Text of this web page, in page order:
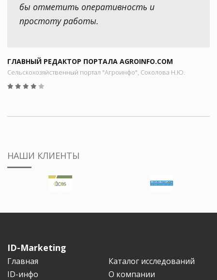
бы отметить оперативность и
простоту работы.
ГЛАВНЫЙ РЕДАКТОР ПОРТАЛА AGROINFO.COM
Сельскохозяйственный портал "Агроинфо", Соколова Н.Ю.
НАШИ КЛИЕНТЫ
ID-Marketing
Главная
Каталог исследований
ID-инфо
О компании